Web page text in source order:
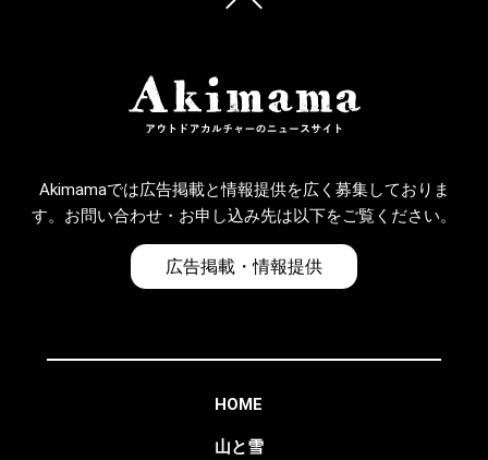
Akimamaでは広告掲載と情報提供を広く募集しておりま
す。お問い合わせ・お申し込み先は以下をご覧ください。
広告掲載・情報提供
HOME
山と雪